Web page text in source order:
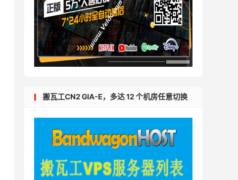
搬瓦工CN2 GIA-E，多达 12 个机房任意切换